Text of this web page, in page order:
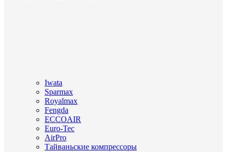
Iwata
Sparmax
Royalmax
Fengda
ECCOAIR
Euro-Tec
AirPro
Тайваньские компрессоры